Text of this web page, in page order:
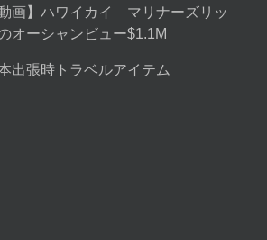
動画】ハワイカイ マリナーズリッ
オーシャンビュー$1.1M
出張時トラベルアイテム